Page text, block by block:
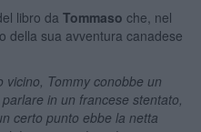
libro da Tommaso che, nel
della sua avventura canadese
vicino, Tommy conobbe un
in un francese stentato,
certo punto ebbe la netta